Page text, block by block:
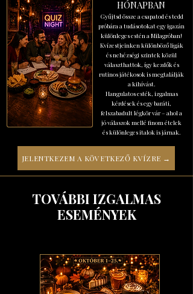
HÓNAPBAN
Gyűjtsd össze a csapatod és tedd
próbára a tudásotokat egy igazán
különleges estén a Milagróban!
Kvízestjeinken különböző ligák
és nehézségi szintek közül
választhattok, így kezdők és
rutinos játékosok is megtalálják
a kihívást.
Hangulatos esték, izgalmas
kérdések és egy baráti,
felszabadult légkör vár – ahol a
jó válaszok mellé finom ételek
és különleges italok is járnak.
JELENTKEZEM A KÖVETKEZŐ KVÍZRE →
TOVÁBBI IZGALMAS
ESEMÉNYEK